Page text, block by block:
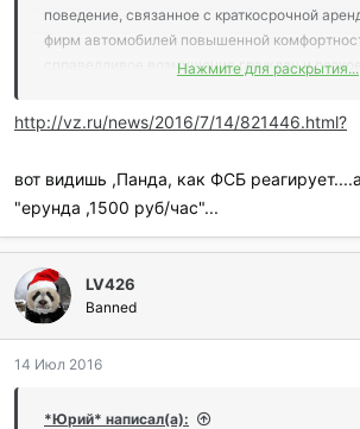
поведение, связанное с краткосрочной
фирм автомобилей повышенной
справедливое возмущение граждан и
соответствующее Кодексу этики и
Нажмите для раскрытия...
http://vz.ru/news/2016/7/14/821446.html?
вот видишь ,Панда, как ФСБ
"ерунда ,1500 руб/час"...
LV426
Banned
14 Июл 2016
*Юрий* написал(а):